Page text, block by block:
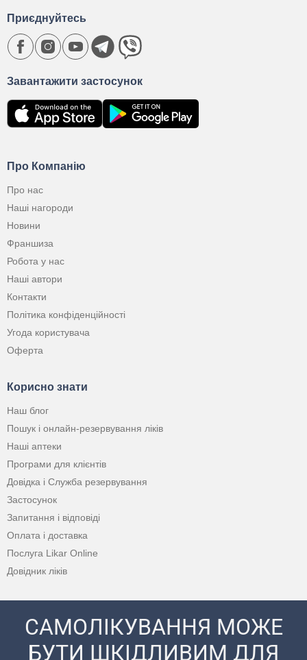
Про Компанію
Про нас
Наші нагороди
Новини
Франшиза
Робота у нас
Наші автори
Контакти
Політика конфіденційності
Угода користувача
Оферта
Корисно знати
Наш блог
Пошук і онлайн-резервування ліків
Наші аптеки
Програми для клієнтів
Довідка і Служба резервування
Застосунок
Запитання і відповіді
Оплата і доставка
Послуга Likar Online
Довідник ліків
Завантажити застосунок
Приєднуйтесь
САМОЛІКУВАННЯ МОЖЕ
БУТИ ШКІДЛИВИМ ДЛЯ